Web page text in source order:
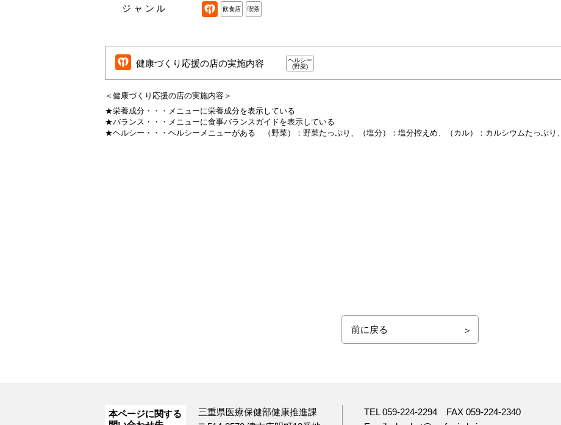
ジャンル 飲食店 喫茶
健康づくり応援の店の実施内容
ヘルシー
(野菜)
＜健康づくり応援の店の実施内容＞
★栄養成分・・・ メニューに栄養成分を表示している
★バランス・・・ メニューに食事バランスガイドを表示している
★ヘルシー・・・ ヘルシーメニューがある （野菜）：野菜たっぷり、 （塩分）：塩分控えめ、 （カル）：カルシウムたっぷり、
前に戻る
本ページに関する
三重県医療保健部健康推進課
TEL 059-224-2294
FAX 059-224-2340